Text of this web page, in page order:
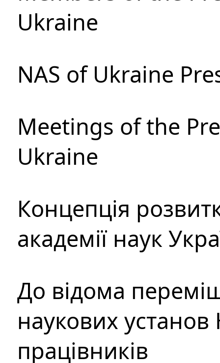
Ukraine
NAS of Ukraine
Meetings of the
Ukraine
Концепція
академії наук
До відома
наукових установ
працівників